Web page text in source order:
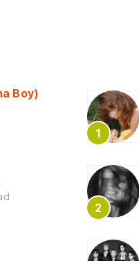
Boy)